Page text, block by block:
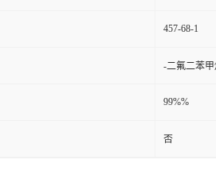
457-68-1
-二氟二苯
99%%
否